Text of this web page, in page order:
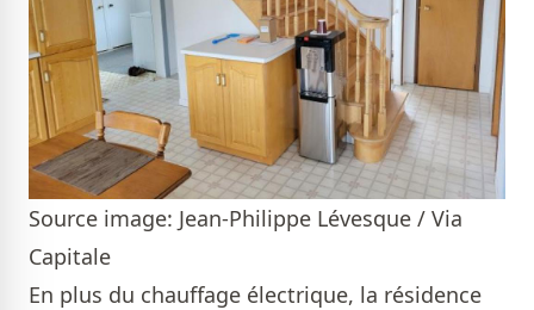
Source image: Jean-Philippe Lévesque / Via
Capitale
En plus du chauffage électrique, la résidence